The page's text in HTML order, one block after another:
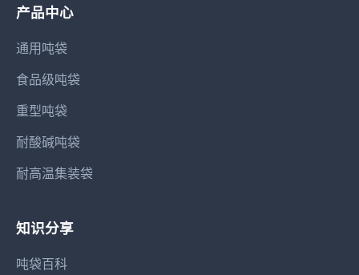
产品中心
通用吨袋
食品级吨袋
重型吨袋
耐酸碱吨袋
耐高温集装袋
知识分享
吨袋百科